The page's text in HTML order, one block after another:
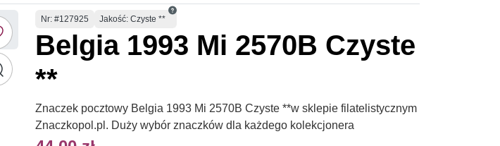
Numer
Nr: #127925 Jakość: Czyste **
Belgia 1993 Mi 2570B Czyste
**
Znaczek pocztowy Belgia 1993 Mi 2570B Czyste **w sklepie filatelistycznym
Znaczkopol.pl. Duży wybór znaczków dla każdego kolekcjonera